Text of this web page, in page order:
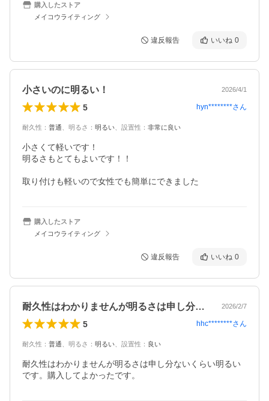
購入したストア
メイコウライティング
違反報告 いいね 0
小さいのに明るい！ 2026/4/1
5 hyn********さん
耐久性 ： 普通 明るさ ： 明るい 設置性 ： 非常に良い
小さくて軽いです！
明るさもとてもよいです！！
取り付けも軽いので女性でも簡単にできました
購入したストア
メイコウライティング
違反報告 いいね 0
耐久性はわかりませんが明るさは申し分な… 2026/2/7
5 hhc********さん
耐久性 ： 普通 明るさ ： 明るい 設置性 ： 良い
耐久性はわかりませんが明るさは申し分ないくらい明るい
です。購入してよかったです。